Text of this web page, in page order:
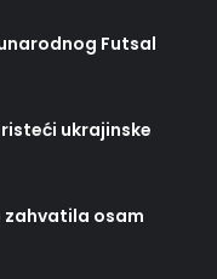
Futsal
ukrajinske
zahvatila osam